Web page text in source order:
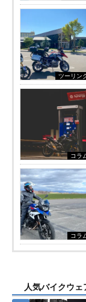
ツーリン
コラ
コラ
人気バイクウェ